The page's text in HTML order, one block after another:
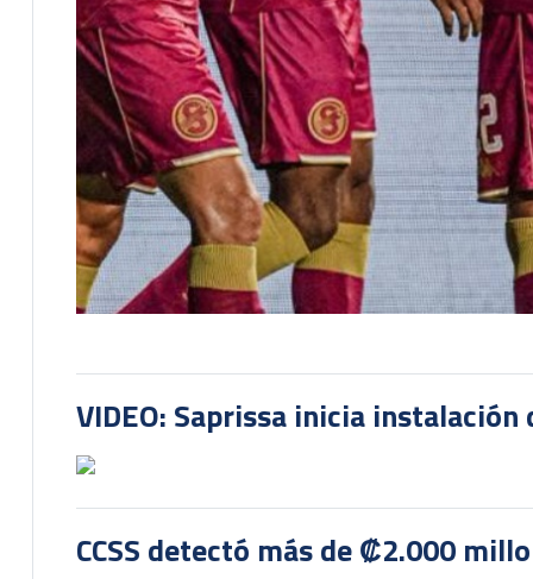
VIDEO: Saprissa inicia
CCSS detectó más de ₡2.000